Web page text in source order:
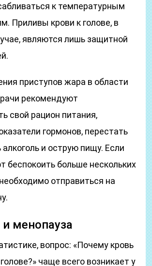
к температурным
Приливы крови к голове, в
являются лишь защитной
приступов жара в области
рекомендуют
свой рацион питания,
гормонов, перестать
алкоголь и острую пищу. Если
беспокоить больше нескольких
отправиться на
менопауза
вопрос: «Почему кровь
чаще всего возникает у